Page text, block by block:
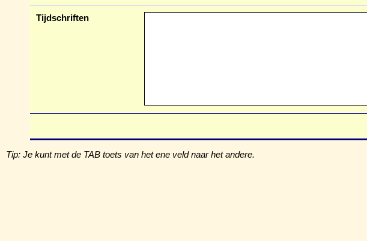
Tijdschriften
Tip: Je kunt met de TAB toets van het ene veld naar het andere.